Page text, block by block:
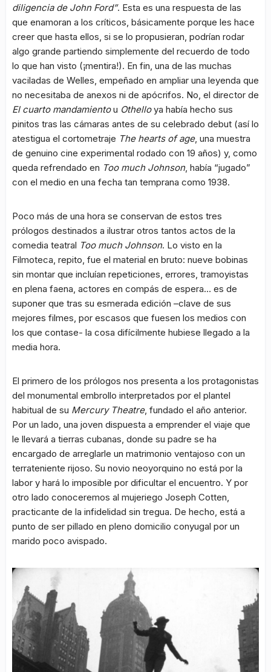
diligencia de John Ford”. Esta es una respuesta de las
que enamoran a los críticos, básicamente porque les hace
creer que hasta ellos, si se lo propusieran, podrían rodar
algo grande partiendo simplemente del recuerdo de todo
lo que han visto (¡mentira!). En fin, una de las muchas
vaciladas de Welles, empeñado en ampliar una leyenda que
no necesitaba de anexos ni de apócrifos. No, el director de
El cuarto mandamientou Othelloya había hecho sus
pinitos tras las cámaras antes de su celebrado debut (así lo
atestigua el cortometraje The hearts of age, una muestra
de genuino cine experimental rodado con 19 años) y, como
queda refrendado en Too much Johnson, había “jugado”
con el medio en una fecha tan temprana como 1938.
Poco más de una hora se conservan de estos tres
prólogos destinados a ilustrar otros tantos actos de la
comedia teatral Too much Johnson. Lo visto en la
Filmoteca, repito, fue el material en bruto: nueve bobinas
sin montar que incluían repeticiones, errores, tramoyistas
en plena faena, actores en compás de espera… es de
suponer que tras su esmerada edición –clave de sus
mejores filmes, por escasos que fuesen los medios con
los que contase- la cosa difícilmente hubiese llegado a la
media hora.
El primero de los prólogos nos presenta a los protagonistas
del monumental embrollo interpretados por el plantel
habitual de su Mercury Theatre, fundado el año anterior.
Por un lado, una joven dispuesta a emprender el viaje que
le llevará a tierras cubanas, donde su padre se ha
encargado de arreglarle un matrimonio ventajoso con un
terrateniente rijoso. Su novio neoyorquino no está por la
labor y hará lo imposible por dificultar el encuentro. Y por
otro lado conoceremos al mujeriego Joseph Cotten,
practicante de la infidelidad sin tregua. De hecho, está a
punto de ser pillado en pleno domicilio conyugal por un
marido poco avispado.